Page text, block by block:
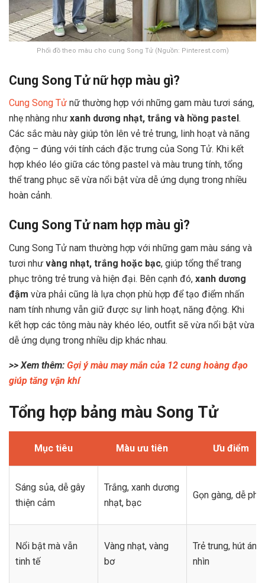
Phối đồ theo màu cho cung Song Tử (Nguồn: Pinterest.com)
Cung Song Tử nữ hợp màu gì?
Cung Song Tử nữ thường hợp với những gam màu tươi sáng,
nhẹ nhàng như xanh dương nhạt, trắng và hồng pastel .
Các sắc màu này giúp tôn lên vẻ trẻ trung, linh hoạt và năng
động – đúng với tính cách đặc trưng của Song Tử. Khi kết
hợp khéo léo giữa các tông pastel và màu trung tính, tổng
thể trang phục sẽ vừa nổi bật vừa dễ ứng dụng trong nhiều
hoàn cảnh.
Cung Song Tử nam hợp màu gì?
Cung Song Tử nam thường hợp với những gam màu sáng và
tươi như vàng nhạt, trắng hoặc bạc, giúp tổng thể trang
phục trông trẻ trung và hiện đại. Bên cạnh đó, xanh dương
đậm vừa phải cũng là lựa chọn phù hợp để tạo điểm nhấn
nam tính nhưng vẫn giữ được sự linh hoạt, năng động. Khi
kết hợp các tông màu này khéo léo, outfit sẽ vừa nổi bật vừa
dễ ứng dụng trong nhiều dịp khác nhau.
>> Xem thêm: Gợi ý màu may mắn của 12 cung hoàng đạo
giúp tăng vận khí
Tổng hợp bảng màu Song Tử
Mục tiêu Màu ưu tiên Ưu điểm
Sáng sủa, dễ gây
thiện cảm
Trắng, xanh dương
nhạt, bạc
Gọn gàng, dễ phối
Nổi bật mà vẫn
tinh tế
Vàng nhạt, vàng
bơ
Trẻ trung, hút ánh
nhìn